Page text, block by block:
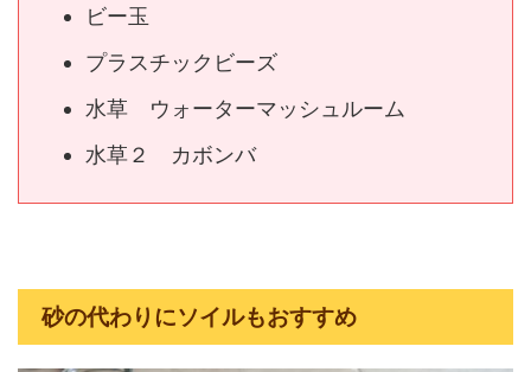
ビー玉
プラスチックビーズ
水草 ウォーターマッシュルーム
水草２ カボンバ
砂の代わりにソイルもおすすめ